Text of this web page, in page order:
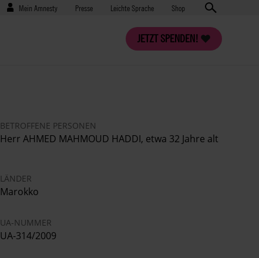
Benutzermenü
Mein Amnesty Presse
Presse Leichte Sprache Shop
JETZT SPENDEN!
BETROFFENE PERSONEN
Herr AHMED MAHMOUD HADDI, etwa 32 Jahre alt
LÄNDER
Marokko
UA-NUMMER
UA-314/2009